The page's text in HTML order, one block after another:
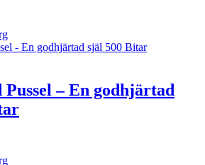
Pussel – En godhjärtad